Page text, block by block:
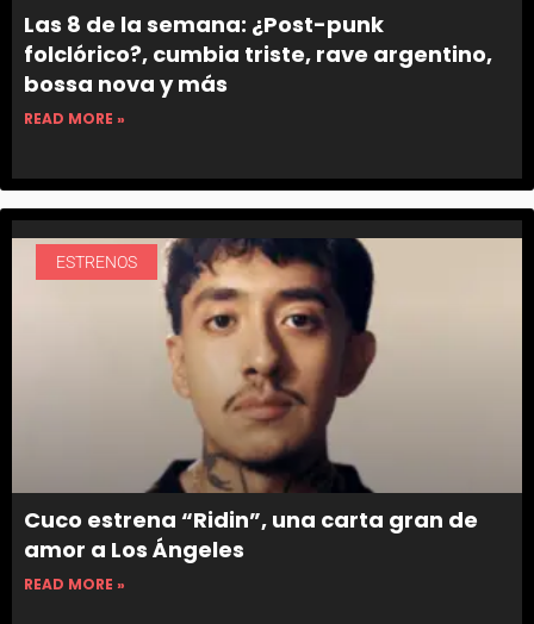
Las 8 de la semana: ¿Post-punk
folclórico?, cumbia triste, rave argentino,
bossa nova y más
READ MORE »
ESTRENOS
Cuco estrena “Ridin”, una carta gran de
amor a Los Ángeles
READ MORE »